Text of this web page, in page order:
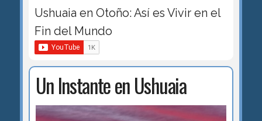
Ushuaia en Otoño: Así es Vivir en el
Fin del Mundo
Un Instante en Ushuaia